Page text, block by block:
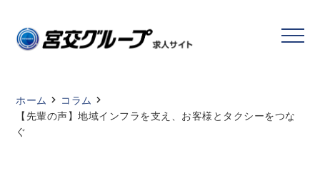
ホーム
コラム
【先輩の声】地域インフラを支え、お客様とタクシーをつな
ぐ